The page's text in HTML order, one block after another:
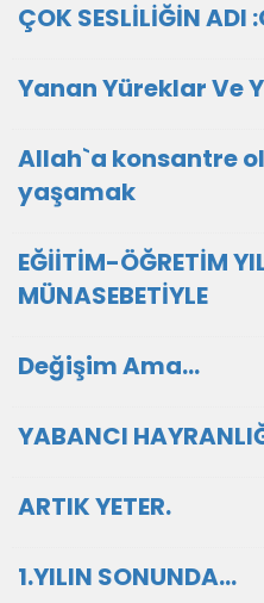
ÇOK SESLİLİĞİN ADI
Yanan Yüreklar Ve
Allah`a konsantre
yaşamak
EĞİİTİM-ÖĞRETİM
MÜNASEBETİYLE
Değişim Ama...
YABANCI
ARTIK YETER.
1.YILIN SONUNDA...